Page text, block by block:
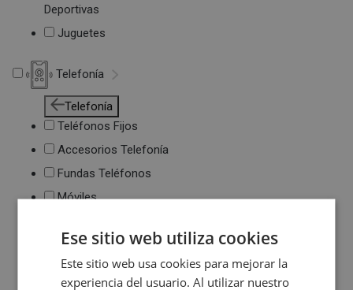
Deportivas
Juguetes
Telefonía
Telefonía
Teléfonos Fijos
Accesorios Telefonía
Fundas Teléfonos
Móviles
Ese sitio web utiliza cookies
Este sitio web usa cookies para mejorar la
experiencia del usuario. Al utilizar nuestro